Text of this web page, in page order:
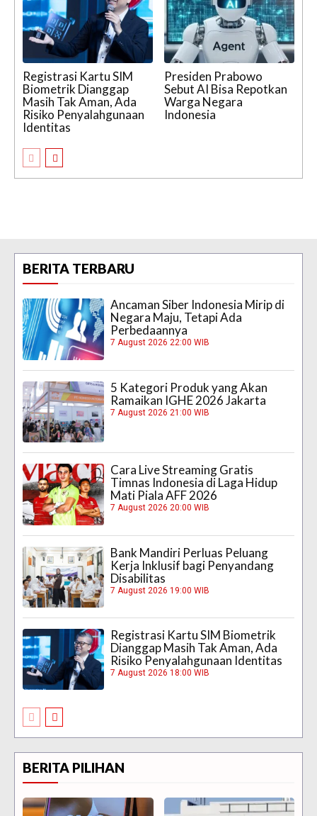
Registrasi Kartu SIM
Biometrik Dianggap
Masih Tak Aman, Ada
Risiko Penyalahgunaan
Identitas
Presiden Prabowo
Sebut AI Bisa Repotkan
Warga Negara
Indonesia
BERITA TERBARU
Ancaman Siber Indonesia Mirip di
Negara Maju, Tetapi Ada
Perbedaannya
7 August 2026 22:00 WIB
5 Kategori Produk yang Akan
Ramaikan IGHE 2026 Jakarta
7 August 2026 21:00 WIB
Cara Live Streaming Gratis
Timnas Indonesia di Laga Hidup
Mati Piala AFF 2026
7 August 2026 20:00 WIB
Bank Mandiri Perluas Peluang
Kerja Inklusif bagi Penyandang
Disabilitas
7 August 2026 19:00 WIB
Registrasi Kartu SIM Biometrik
Dianggap Masih Tak Aman, Ada
Risiko Penyalahgunaan Identitas
7 August 2026 18:00 WIB
BERITA PILIHAN